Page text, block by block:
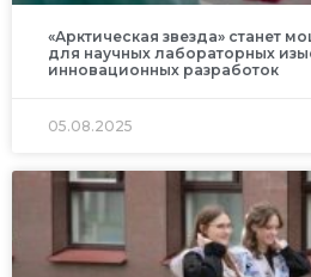
«Арктическая звезда» станет
для научных лабораторных
инновационных разработок
05.08.2025